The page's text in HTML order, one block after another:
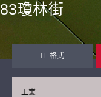
83瓊林街
格式
工業